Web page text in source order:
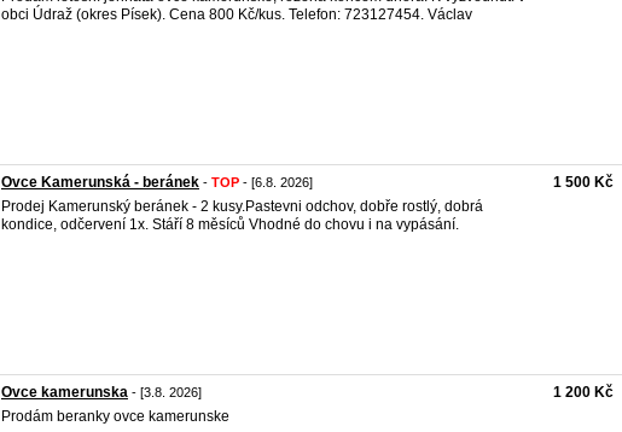
obci Údraž (okres Písek). Cena 800 Kč/kus. Telefon: 723127454. Václav
Ovce Kamerunská - beránek - TOP - [6.8. 2026]
Prodej Kamerunský beránek - 2 kusy.Pastevni odchov, dobře rostlý, dobrá
kondice, odčervení 1x. Stáří 8 měsíců Vhodné do chovu i na vypásání.
1 500 Kč
Ovce kamerunska - [3.8. 2026]
Prodám beranky ovce kamerunske
1 200 Kč